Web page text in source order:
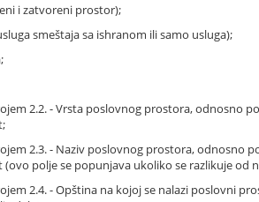
i zatvoreni prostor);
smeštaja sa ishranom ili samo usluga);
2.2. - Vrsta poslovnog prostora, odnosno
2.3. - Naziv poslovnog prostora, odnosno
polje se popunjava ukoliko se razlikuje od
2.4. - Opština na kojoj se nalazi poslovni